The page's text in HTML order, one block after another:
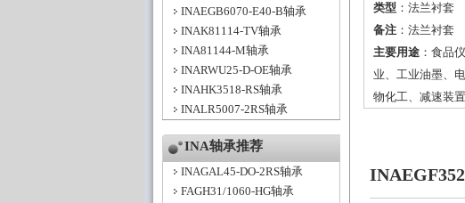
INAEGB6070-E40-B轴承
INAK81114-TV轴承
INA81144-M轴承
INARWU25-D-OE轴承
INAHK3518-RS轴承
INALR5007-2RS轴承
INA轴承推荐
INAGAL45-DO-2RS轴承
FAGH31/1060-HG轴承
类型 ： 法兰衬套
备注 ：法兰衬套
主要用途 ：食品
业、工业油墨、
物化工、减速装置